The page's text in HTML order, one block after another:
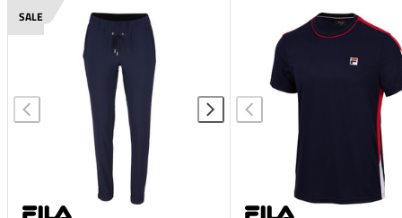
Fila Shiva Skort toevoegen aan vergelijking
SALE